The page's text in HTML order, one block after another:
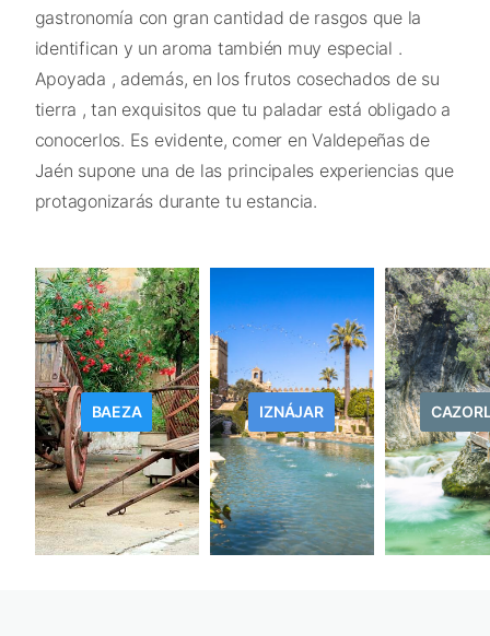
gastronomía con gran cantidad de rasgos que la
identifican y un aroma también muy especial .
Apoyada , además, en los frutos cosechados de su
tierra , tan exquisitos que tu paladar está obligado a
conocerlos. Es evidente, comer en Valdepeñas de
Jaén supone una de las principales experiencias que
protagonizarás durante tu estancia.
BAEZA IZNÁJAR